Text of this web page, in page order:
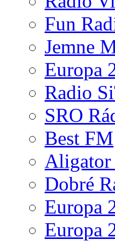
Fun
Jemne
Europa
Radio
SRO
Best FM
Dobré
Europa
Europa